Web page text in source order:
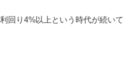
回り4%以上という時代が続いて